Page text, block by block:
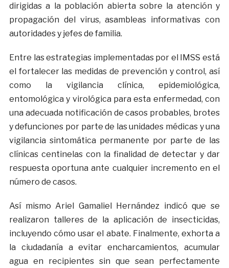
dirigidas a la población abierta sobre la atención y
propagación del virus, asambleas informativas con
autoridades y jefes de familia.
Entre las estrategias implementadas por el IMSS está
el fortalecer las medidas de prevención y control, así
como la vigilancia clínica, epidemiológica,
entomológica y virológica para esta enfermedad, con
una adecuada notificación de casos probables, brotes
y defunciones por parte de las unidades médicas y una
vigilancia sintomática permanente por parte de las
clínicas centinelas con la finalidad de detectar y dar
respuesta oportuna ante cualquier incremento en el
número de casos.
Así mismo Ariel Gamaliel Hernández indicó que se
realizaron talleres de la aplicación de insecticidas,
incluyendo cómo usar el abate. Finalmente, exhorta a
la ciudadanía a evitar encharcamientos, acumular
agua en recipientes sin que sean perfectamente